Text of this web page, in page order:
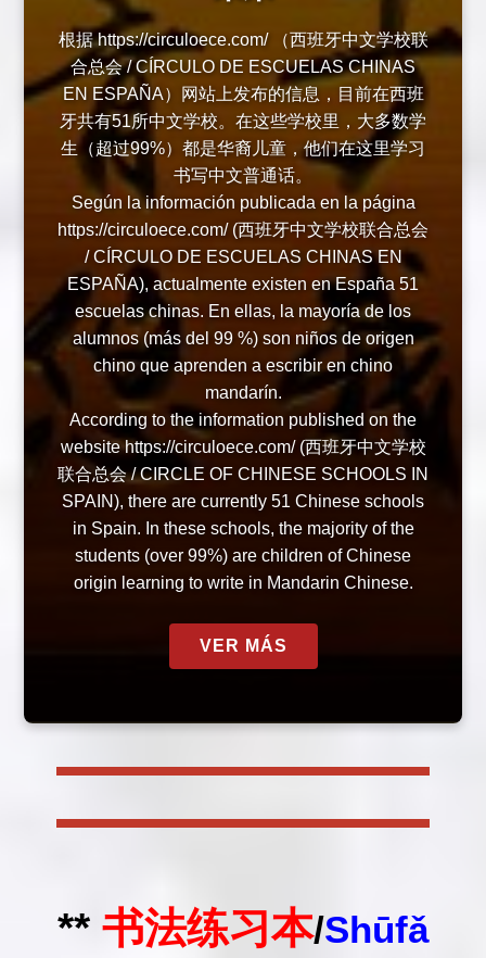
根据 https://circuloece.com/ （西班牙中文学校联
合总会 / CÍRCULO DE ESCUELAS CHINAS
EN ESPAÑA）网站上发布的信息，目前在西班
牙共有51所中文学校。在这些学校里，大多数学
生（超过99%）都是华裔儿童，他们在这里学习
书写中文普通话。
Según la información publicada en la página
https://circuloece.com/ (西班牙中文学校联合总会
/ CÍRCULO DE ESCUELAS CHINAS EN
ESPAÑA), actualmente existen en España 51
escuelas chinas. En ellas, la mayoría de los
alumnos (más del 99 %) son niños de origen
chino que aprenden a escribir en chino
mandarín.
According to the information published on the
website https://circuloece.com/ (西班牙中文学校
联合总会 / CIRCLE OF CHINESE SCHOOLS IN
SPAIN), there are currently 51 Chinese schools
in Spain. In these schools, the majority of the
students (over 99%) are children of Chinese
origin learning to write in Mandarin Chinese.
VER MÁS
** 书法练习本/Shūfǎ